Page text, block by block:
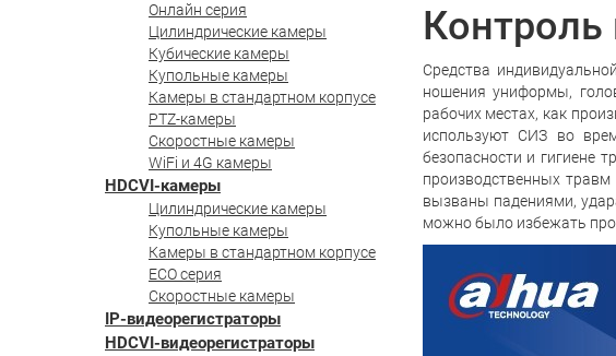
Онлайн серия
Цилиндрические камеры
Кубические камеры
Купольные камеры
Камеры в стандартном корпусе
PTZ-камеры
Скоростные камеры
WiFi и 4G камеры
HDCVI-камеры
Цилиндрические камеры
Купольные камеры
Камеры в стандартном корпусе
ECO серия
Скоростные камеры
IP-видеорегистраторы
HDCVI-видеорегистраторы
Контроль
Средства
ношения униформы,
рабочих местах, как
используют СИЗ во
безопасности и гигиене
производственных
вызваны падениями,
можно было избежать